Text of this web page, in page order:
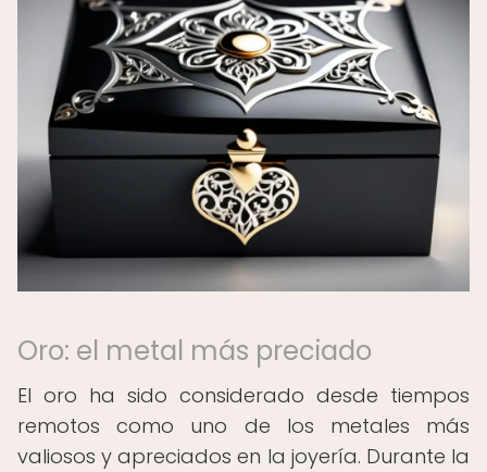
Oro: el metal más preciado
El oro ha sido considerado desde tiempos
remotos como uno de los metales más
valiosos y apreciados en la joyería. Durante la